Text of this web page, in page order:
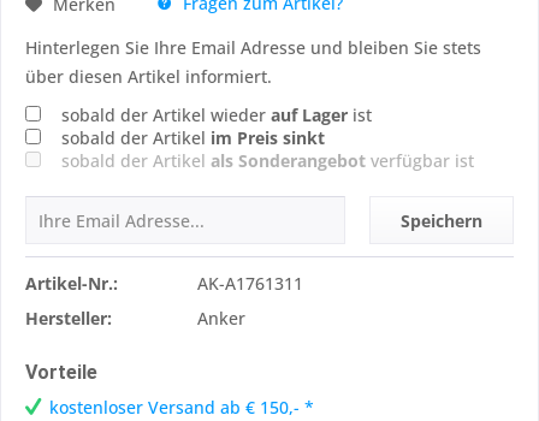
Hinterlegen Sie Ihre Email Adresse und bleiben Sie stets
über diesen Artikel informiert.
sobald der Artikel wieder auf Lager ist
sobald der Artikel im Preis sinkt
sobald der Artikel als Sonderangebot verfügbar ist
Speichern
Artikel-Nr.:
AK-A1761311
Hersteller:
Anker
Vorteile
kostenloser Versand ab € 150,- *